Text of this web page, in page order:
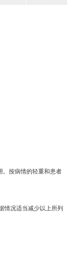
。按病情的轻重和患者
情况适当减少以上所列